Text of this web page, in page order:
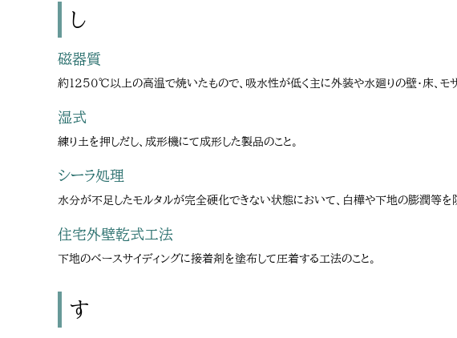
し
磁器質
約1250℃以上の高温で焼いたもので、吸水性が低く主に外装や水廻りの壁・床、モザ
湿式
練り土を押しだし、成形機にて成形した製品のこと。
シーラ処理
水分が不足したモルタルが完全硬化できない状態において、白樺や下地の膨潤等
住宅外壁乾式工法
下地のベースサイディングに接着剤を塗布して圧着する工法のこと。
す